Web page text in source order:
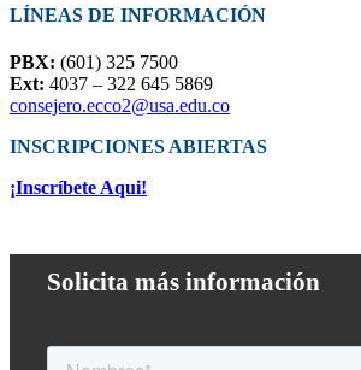
LÍNEAS DE INFORMACIÓN
PBX: (601) 325 7500
Ext: 4037 – 322 645 5869
consejero.ecco2@usa.edu.co
INSCRIPCIONES ABIERTAS
¡Inscríbete Aqui!
Solicita más información